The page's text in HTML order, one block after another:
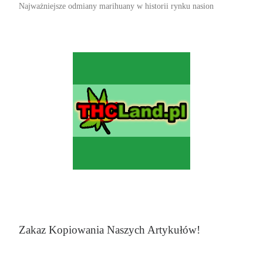
Najważniejsze odmiany marihuany w historii rynku nasion
Zakaz Kopiowania Naszych Artykułów!